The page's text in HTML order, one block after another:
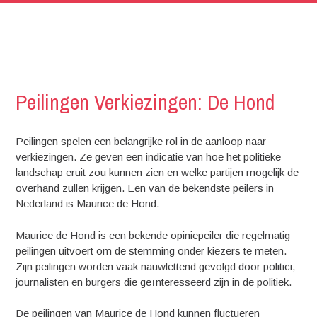
Peilingen Verkiezingen: De Hond
Peilingen spelen een belangrijke rol in de aanloop naar
verkiezingen. Ze geven een indicatie van hoe het politieke
landschap eruit zou kunnen zien en welke partijen mogelijk de
overhand zullen krijgen. Een van de bekendste peilers in
Nederland is Maurice de Hond.
Maurice de Hond is een bekende opiniepeiler die regelmatig
peilingen uitvoert om de stemming onder kiezers te meten.
Zijn peilingen worden vaak nauwlettend gevolgd door politici,
journalisten en burgers die geïnteresseerd zijn in de politiek.
De peilingen van Maurice de Hond kunnen fluctueren